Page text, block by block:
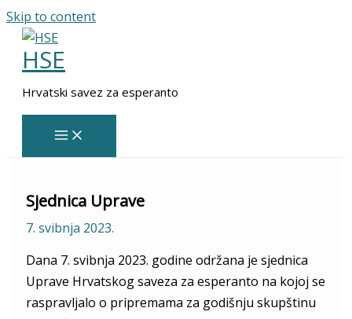
Skip to content
HSE
Hrvatski savez za esperanto
Sjednica Uprave
7. svibnja 2023.
Dana 7. svibnja 2023. godine održana je sjednica
Uprave Hrvatskog saveza za esperanto na kojoj se
raspravljalo o pripremama za godišnju skupštinu